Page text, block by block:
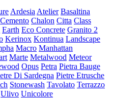
Ardesia Atelier Basaltina
Cemento Chalon Citta Class
Earth Eco Concrete Granito 2
Kerinox Kontinua Landscape
Macro Manhattan
Marte Metalwood Meteor
Opus Petra Pietra Bauge
Di Sardegna Pietre Etrusche
Stonewash Tavolato Terrazzo
Ulivo Unicolore